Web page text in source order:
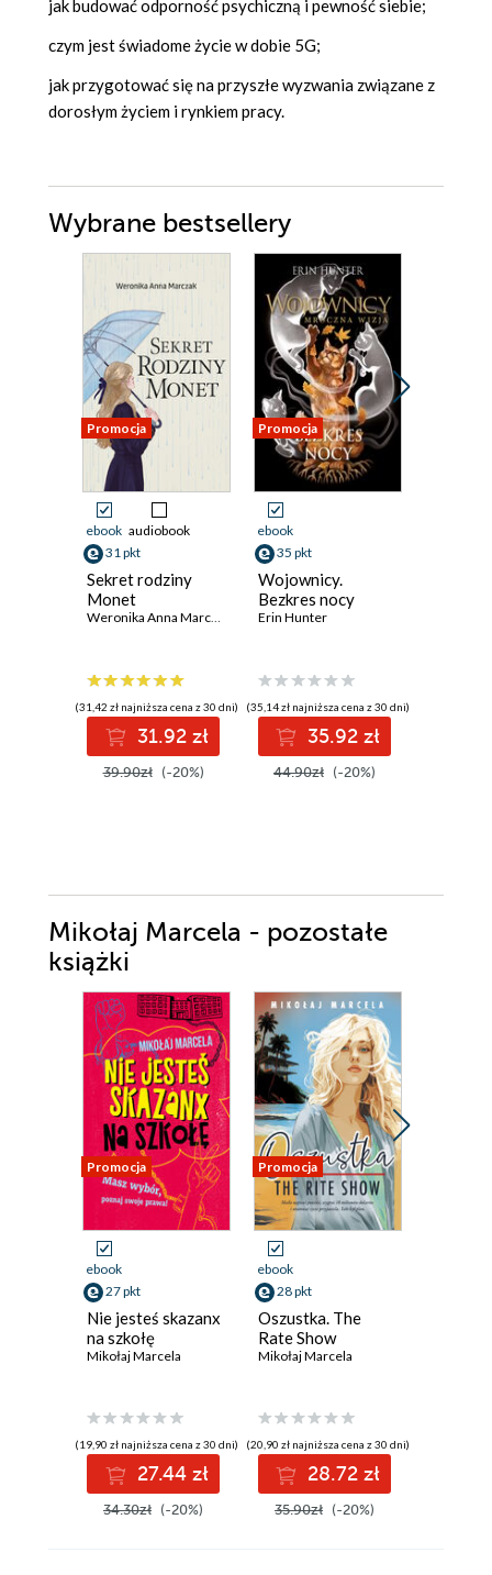
jak budować odporność psychiczną i pewność siebie;
czym jest świadome życie w dobie 5G;
jak przygotować się na przyszłe wyzwania związane z
dorosłym życiem i rynkiem pracy.
Wybrane bestsellery
Promocja
ebook audiobook
31 pkt
Sekret rodziny
Monet
Weronika Anna Marczak
(31,42 zł najniższa cena z 30 dni)
31.92 zł
39.90zł (-20%)
Promocja
ebook
35 pkt
Wojownicy.
Bezkres nocy
Erin Hunter
(35,14 zł najniższa cena z 30 dni)
35.92 zł
44.90zł (-20%)
Mikołaj Marcela - pozostałe
książki
Promocja
ebook
27 pkt
Nie jesteś skazanx
na szkołę
Mikołaj Marcela
(19,90 zł najniższa cena z 30 dni)
27.44 zł
34.30zł (-20%)
Promocja
ebook
28 pkt
Oszustka. The
Rate Show
Mikołaj Marcela
(20,90 zł najniższa cena z 30 dni)
28.72 zł
35.90zł (-20%)